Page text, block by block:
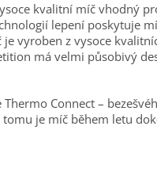
kvalitní míč vhodný
lepení poskytuje
vyroben z vysoce
má velmi působivý
Connect –
je míč během letu